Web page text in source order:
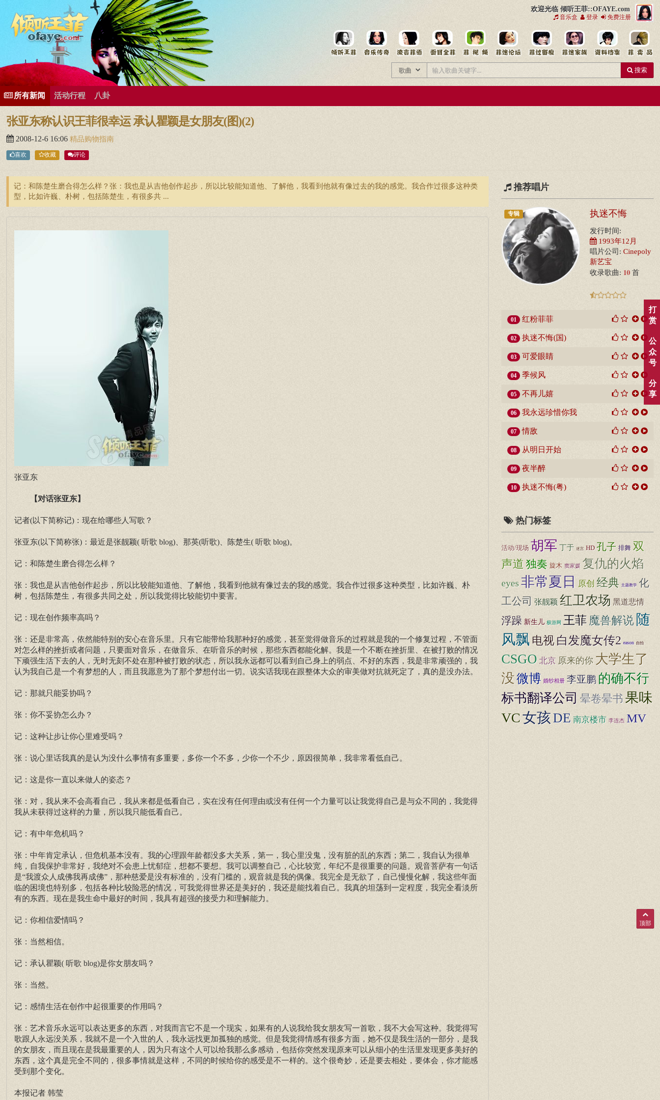
欢迎光临 倾听王菲::OFAYE.com
音乐盒 登录 免费注册
有歌曲专辑
王菲新闻王菲的精美图片王菲精彩视频王菲论坛给王菲留言用户中心王菲资料档案
搜索
所有新闻 活动行程 八卦
张亚东称认识王菲很幸运 承认瞿颖是女朋友(图)(2)
2008-12-6 16:06 精品购物指南
喜欢 收藏 评论
记：和陈楚生磨合得怎么样？张：我也是从吉他创作起步，所以比较能知道他、了解他，我看到他就有像过去的我的感觉。我合作过很多这种类
型，比如许巍、朴树，包括陈楚生，有很多共 ...
张亚东
【对话张亚东】
记者(以下简称记)：现在给哪些人写歌？
张亚东(以下简称张)：最近是张靓颖( 听歌 blog)、那英(听歌)、陈楚生( 听歌 blog)。
记：和陈楚生磨合得怎么样？
张：我也是从吉他创作起步，所以比较能知道他、了解他，我看到他就有像过去的我的感觉。我合作过很多这种类型，比如许巍、朴
树，包括陈楚生，有很多共同之处，所以我觉得比较能切中要害。
记：现在创作频率高吗？
张：还是非常高，依然能特别的安心在音乐里。只有它能带给我那种好的感觉，甚至觉得做音乐的过程就是我的一个修复过程，不管面
对怎么样的挫折或者问题，只要面对音乐，在做音乐、在听音乐的时候，那些东西都能化解。我是一个不断在挫折里、在被打败的情况
下顽强生活下去的人，无时无刻不处在那种被打败的状态，所以我永远都可以看到自己身上的弱点、不好的东西，我是非常顽强的，我
认为我自己是一个有梦想的人，而且我愿意为了那个梦想付出一切。说实话我现在跟整体大众的审美做对抗就死定了，真的是没办法。
记：那就只能妥协吗？
张：你不妥协怎么办？
记：这种让步让你心里难受吗？
张：说心里话我真的是认为没什么事情有多重要，多你一个不多，少你一个不少，原因很简单，我非常看低自己。
记：这是你一直以来做人的姿态？
张：对，我从来不会高看自己，我从来都是低看自己，实在没有任何理由或没有任何一个力量可以让我觉得自己是与众不同的，我觉得
我从未获得过这样的力量，所以我只能低看自己。
记：有中年危机吗？
张：中年肯定承认，但危机基本没有。我的心理跟年龄都没多大关系，第一，我心里没鬼，没有脏的乱的东西；第二，我自认为很单
纯，自我保护非常好，我绝对不会患上忧郁症，想都不要想。我可以调整自己，心比较宽，年纪不是很重要的问题。观音菩萨有一句话
是“我渡众人成佛我再成佛”，那种慈爱是没有标准的，没有门槛的，观音就是我的偶像。我完全是无欲了，自己慢慢化解，我这些年面
临的困境也特别多，包括各种比较险恶的情况，可我觉得世界还是美好的，我还是能找着自己。我真的坦荡到一定程度，我完全看淡所
有的东西。现在是我生命中最好的时间，我具有超强的接受力和理解能力。
记：你相信爱情吗？
张：当然相信。
记：承认瞿颖( 听歌 blog)是你女朋友吗？
张：当然。
记：感情生活在创作中起很重要的作用吗？
张：艺术音乐永远可以表达更多的东西，对我而言它不是一个现实，如果有的人说我给我女朋友写一首歌，我不大会写这种。我觉得写
歌跟人永远没关系，我就不是一个入世的人，我永远找更加孤独的感觉。但是我觉得情感有很多方面，她不仅是我生活的一部分，是我
的女朋友，而且现在是我最重要的人，因为只有这个人可以给我那么多感动，包括你突然发现原来可以从细小的生活里发现更多美好的
东西，这个真是完全不同的，很多事情就是这样，不同的时候给你的感受是不一样的。这个很奇妙，还是要去相处，要体会，你才能感
受到那个变化。
本报记者 韩莹
推荐唱片
专辑 执迷不悔
发行时间:
1993年12月
唱片公司: Cinepoly
新艺宝
收录歌曲: 10 首
01 红粉菲菲
02 执迷不悔(国)
03 可爱眼睛
04 季候风
05 不再儿嬉
06 我永远珍惜你我
07 情敌
08 从明日开始
09 夜半醉
10 执迷不悔(粤)
热门标签
活动/现场 胡军 丁于 迷宫 HD 孔子 排舞 双
声道 独奏 旋木 窦家媛 复仇的火焰
eyes非常夏日 原创 经典 主题教学 化
工公司 张靓颖 红卫农场 黑道悲情
浮躁 新生儿 极游网 王菲 魔兽解说 随
风飘 电视 白发魔女传2 eason 自拍
CSGO 北京 原来的你 大学生了
没微博 婚纱相册 李亚鹏 的确不行
标书翻译公司 晕卷晕书 果味
VC女孩DE 南京楼市 李连杰 MV
打
赏
公
众
号
分
享
顶部